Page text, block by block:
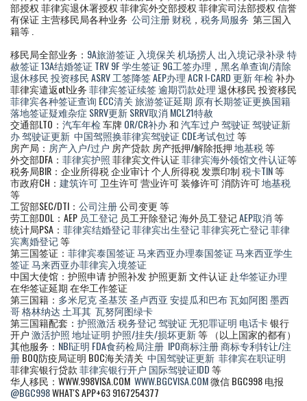
部授权 菲律宾退休署授权 菲律宾外交部授权 菲律宾司法部授权 信誉
有保证 主营移民局各种业务 公司注册财税 ， 税务局服务 第三国入
籍等 .
移民局全部业务： 9A旅游签证 入境保关机场捞人 出入境记录补录特
赦签证13A结婚签证 TRV9F 学生签证 9G工签办理 ， 黑名单查询/清除
退休移民投资移民ASRV工签降签AEP办理ACR I-CARD 更新年检补办
菲律宾遣返otl业务菲律宾签证续签逾期罚款处理退休移民 投资移民
菲律宾各种签证查询 ECC清关旅游签证延期 原有长期签证更换国籍
落地签证疑难杂症 SRRV更新SRRV取消 MCL21特赦
交通部LTO： 汽车年检车牌OR/CR补办和汽车过户驾驶证驾驶证新
办驾驶证更新 中国驾照换菲律宾驾驶证 CDE考试包过等
房产局： 房产入户/过户 房产贷款 房产抵押/解除抵押地基税等
外交部DFA： 菲律宾护照菲律宾文件认证菲律宾海外领馆文件认证等
税务局BIR：企业所得税 企业审计 个人所得税 发票印制税卡TIN等
市政府CH： 建筑许可卫生许可 营业许可 装修许可 消防许可地基税
等
工贸部SEC/DTI： 公司注册公司变更 等
劳工部DOL：AEP 员工登记 员工开除登记 海外员工登记AEP取消等
统计局PSA： 菲律宾结婚登记菲律宾出生登记菲律宾死亡登记菲律
宾离婚登记等
第三国签证： 菲律宾泰国签证马来西亚办理泰国签证马来西亚学生
签证马来西亚办菲律宾入境签证
中国大使馆：护照申请 护照补发 护照更新 文件认证 赴华签证办理
在华签证延期 在华工作签证
第三国籍： 多米尼克圣基茨圣卢西亚安提瓜和巴布瓦如阿图墨西
哥格林纳达土耳其 瓦努阿图绿卡
第三国籍配套： 护照激活税务登记驾驶证无犯罪证明 电话卡银行
开户激活护照地址证明护照/挂失/损坏更新等 （以上国家的都有）
其他服务： NBI证明 FDA食药检局注册 IPO商标注册商标专利转让/注
册BOQ防疫局证明 BOC海关清关 中国驾驶证更新 菲律宾在职证明
菲律宾银行贷款菲律宾银行开户 国际驾驶证IDD等
华人移民：WWW.998VISA.COM WWW.BGCVISA.COM微信 BGC998 电报
@BGC998WHAT'S APP+63 9167254377